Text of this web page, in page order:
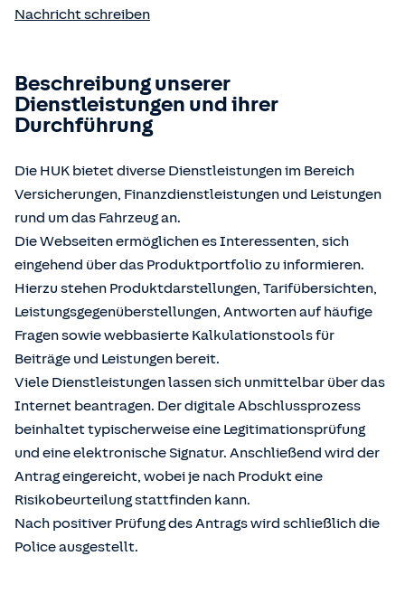
Nachricht schreiben
Beschreibung unserer
Dienstleistungen und ihrer
Durchführung
Die HUK bietet diverse Dienstleistungen im Bereich
Versicherungen, Finanzdienstleistungen und Leistungen
rund um das Fahrzeug an.
Die Webseiten ermöglichen es Interessenten, sich
eingehend über das Produktportfolio zu informieren.
Hierzu stehen Produktdarstellungen, Tarifübersichten,
Leistungsgegenüberstellungen, Antworten auf häufige
Fragen sowie webbasierte Kalkulationstools für
Beiträge und Leistungen bereit.
Viele Dienstleistungen lassen sich unmittelbar über das
Internet beantragen. Der digitale Abschlussprozess
beinhaltet typischerweise eine Legitimationsprüfung
und eine elektronische Signatur. Anschließend wird der
Antrag eingereicht, wobei je nach Produkt eine
Risikobeurteilung stattfinden kann.
Nach positiver Prüfung des Antrags wird schließlich die
Police ausgestellt.